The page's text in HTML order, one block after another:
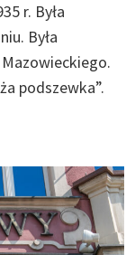
r. Była
Była
podszewka”.